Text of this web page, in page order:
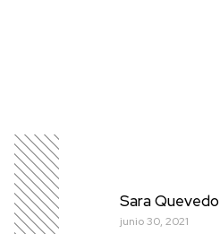
Sara Quevedo
junio 30, 2021